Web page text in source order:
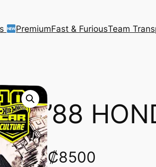
PremiumFast & FuriousTeam
’88
₡8500